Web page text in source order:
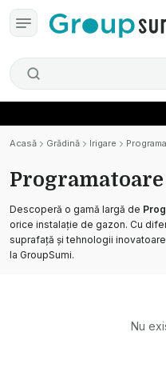
Acasă Grădină Irigare
Descoperă o gamă largă de
orice instalație de gazon. Cu
suprafață și tehnologii
la GroupSumi.
Nu